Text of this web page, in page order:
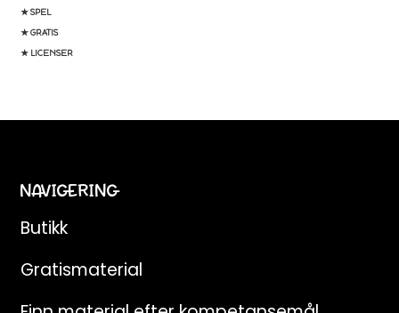
★ SPEL
★ GRATIS
★ LICENSER
NAVIGERING
Butikk
Gratismaterial